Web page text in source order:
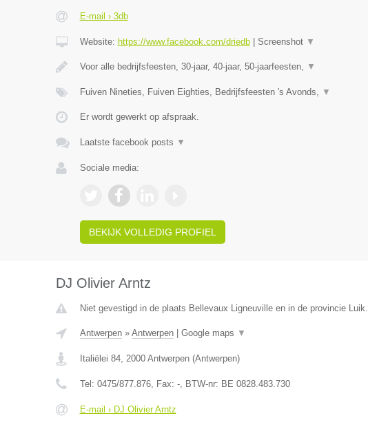
E-mail › 3db
Website: https://www.facebook.com/driedb| Screenshot ▼
Voor alle bedrijfsfeesten, 30-jaar, 40-jaar, 50-jaarfeesten, ▼
Fuiven Nineties, Fuiven Eighties, Bedrijfsfeesten 's Avonds, ▼
Er wordt gewerkt op afspraak.
Laatste facebook posts ▼
Sociale media:
BEKIJK VOLLEDIG PROFIEL
DJ Olivier Arntz
Niet gevestigd in de plaats Bellevaux Ligneuville en in de provincie Luik.
Antwerpen» Antwerpen| Google maps ▼
Italiëlei 84, 2000 Antwerpen(Antwerpen)
Tel: 0475/877.876, Fax: -, BTW-nr: BE 0828.483.730
E-mail › DJ Olivier Arntz